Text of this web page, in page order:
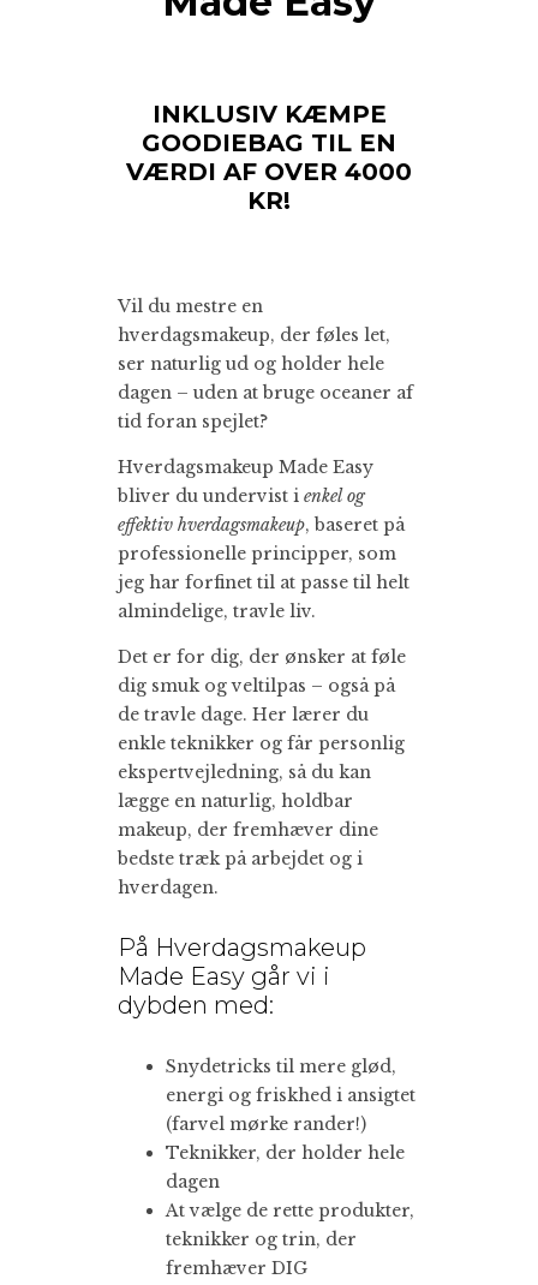
INKLUSIV KÆMPE
GOODIEBAG TIL EN
VÆRDI AF OVER 4000
KR!
Vil du mestre en
hverdagsmakeup, der føles let,
ser naturlig ud og holder hele
dagen – uden at bruge oceaner af
tid foran spejlet?
Hverdagsmakeup Made Easy
bliver du undervist i enkel og
effektiv hverdagsmakeup, baseret på
professionelle principper, som
jeg har forfinet til at passe til helt
almindelige, travle liv.
Det er for dig, der ønsker at føle
dig smuk og veltilpas – også på
de travle dage. Her lærer du
enkle teknikker og får personlig
ekspertvejledning, så du kan
lægge en naturlig, holdbar
makeup, der fremhæver dine
bedste træk på arbejdet og i
hverdagen.
På Hverdagsmakeup
Made Easy går vi i
dybden med:
Snydetricks til mere glød,
energi og friskhed i ansigtet
(farvel mørke rander!)
Teknikker, der holder hele
dagen
At vælge de rette produkter,
teknikker og trin, der
fremhæver DIG